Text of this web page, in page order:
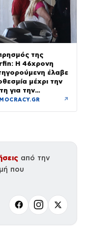
της
Η 46χρονη
έλαβε
μέχρι την
για την
της
↗
από την
που